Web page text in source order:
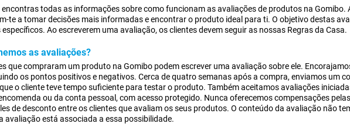
encontras todas as informações sobre como funcionam as avaliações de produtos na
te a tomar decisões mais informadas e encontrar o produto ideal para ti. O objetivo destas
Ao escreverem uma avaliação, os clientes devem seguir as nossas Regras da Casa.
as avaliações?
que compraram um produto na Gomibo podem escrever uma avaliação sobre ele.
os pontos positivos e negativos. Cerca de quatro semanas após a compra, enviamos um
o cliente teve tempo suficiente para testar o produto. Também aceitamos avaliações
ou da conta pessoal, com acesso protegido. Nunca oferecemos compensações
de desconto entre os clientes que avaliam os seus produtos. O conteúdo da avaliação não
avaliação está associada a essa possibilidade.